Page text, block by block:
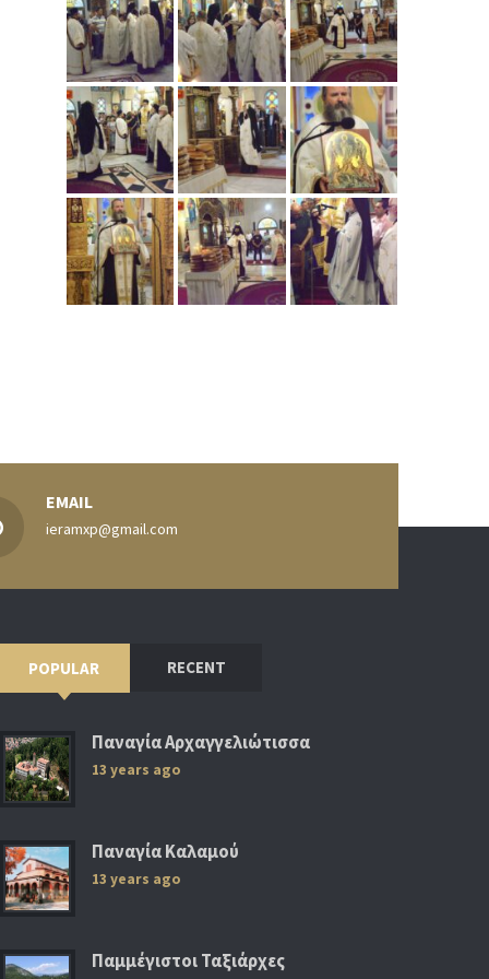
EMAIL
ieramxp@gmail.com
POPULAR RECENT
Παναγία Αρχαγγελιώτισσα
13 years ago
Παναγία Καλαμού
13 years ago
Παμμέγιστοι Ταξιάρχες